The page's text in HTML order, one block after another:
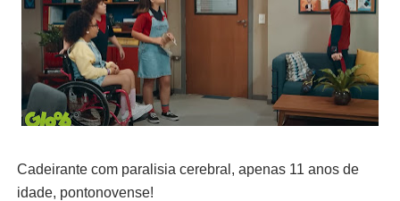
Cadeirante com paralisia cerebral, apenas 11 anos de
idade, pontonovense!